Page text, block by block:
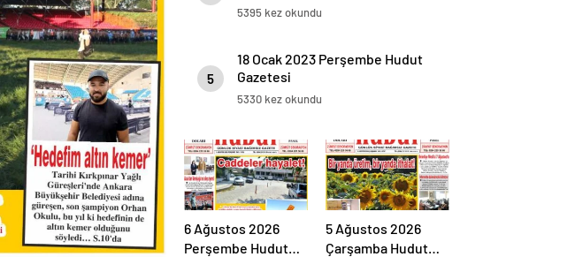
5395 kez okundu
5
18 Ocak 2023 Perşembe Hudut
Gazetesi
5330 kez okundu
6 Ağustos 2026
Perşembe Hudut
5 Ağustos 2026
Çarşamba Hudut